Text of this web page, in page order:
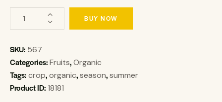
BUY NOW
SKU: 567
Categories:Fruits,Organic
Tags:crop,organic,season,summer
Product ID:18181